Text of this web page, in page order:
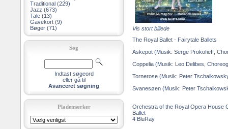
Traditional (229)
Jazz (673)
Tale (13)
Gavekort (9)
Bøger (71)
Søg
Indtast søgeord
eller gå til
Avanceret søgning
Plademærker
Vis stort billede
The Royal Ballet - Fairytale Ballets
Askepot (Musik: Serge Prokofieff,
Coppelia (Musik: Leo Delibes,
Tornerose (Musik: Peter
Svanesøen (Musik: Peter
Orchestra of the Royal Opera House
Ballet
4 BluRay